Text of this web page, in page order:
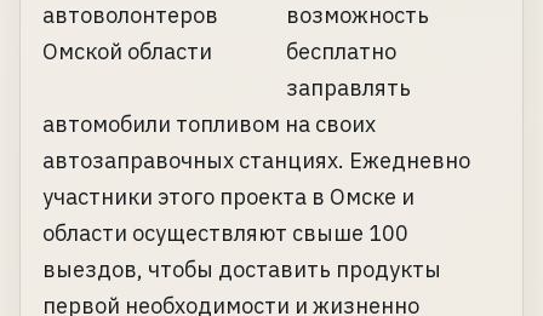
возможность
бесплатно
заправлять
автомобили топливом на своих
автозаправочных станциях. Ежедневно
участники этого проекта в Омске и
области осуществляют свыше 100
выездов, чтобы доставить продукты
первой необходимости и жизненно